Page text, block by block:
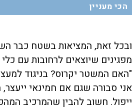
הכי מעניין
ובכל זאת, המציאות בשטח כבר
מפגינים שיוצאים לרחובות עם
"האם המשטר יקרוס? בניגוד
אני סבורה שגם אם חמינאי
ייפול. חשוב להבין שהמרכיב